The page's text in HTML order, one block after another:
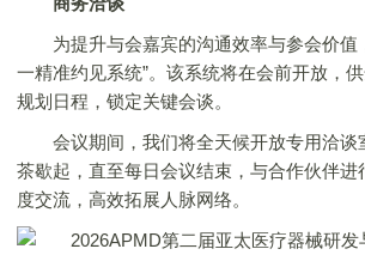
为提升与会嘉宾的沟通效率与参会价值
一精准约见系统”。该系统将在会前开放，
规划日程，锁定关键会谈。
会议期间，我们将全天候开放专用洽谈
茶歇起，直至每日会议结束，与合作伙伴进
度交流，高效拓展人脉网络。